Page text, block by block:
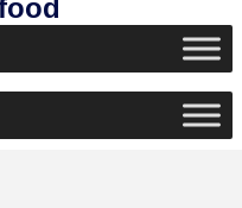
3004 lượt